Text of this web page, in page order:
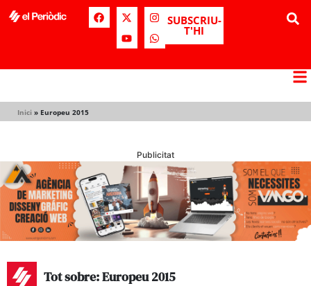
SUBSCRIU-
T'HI
Inici » Europeu 2015
Publicitat
Tot sobre: Europeu 2015